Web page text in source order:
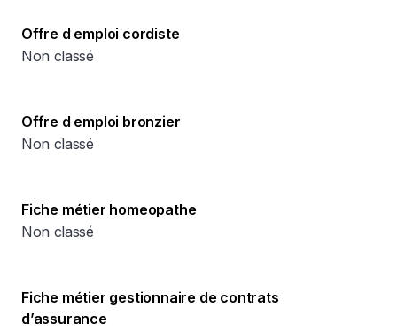
Offre d emploi cordiste
Non classé
Offre d emploi bronzier
Non classé
Fiche métier homeopathe
Non classé
Fiche métier gestionnaire de contrats
d’assurance